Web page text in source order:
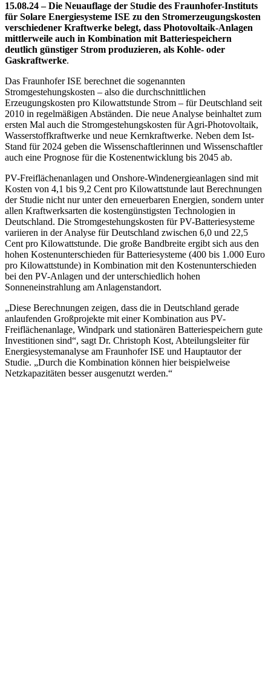
15.08.24 – Die Neuauflage der Studie des Fraunhofer-Instituts
für Solare Energiesysteme ISE zu den Stromerzeugungskosten
verschiedener Kraftwerke belegt, dass Photovoltaik-Anlagen
mittlerweile auch in Kombination mit Batteriespeichern
deutlich günstiger Strom produzieren, als Kohle- oder
Gaskraftwerke.
Das Fraunhofer ISE berechnet die sogenannten
Stromgestehungskosten – also die durchschnittlichen
Erzeugungskosten pro Kilowattstunde Strom – für Deutschland seit
2010 in regelmäßigen Abständen. Die neue Analyse beinhaltet zum
ersten Mal auch die Stromgestehungskosten für Agri-Photovoltaik,
Wasserstoffkraftwerke und neue Kernkraftwerke. Neben dem Ist-
Stand für 2024 geben die Wissenschaftlerinnen und Wissenschaftler
auch eine Prognose für die Kostenentwicklung bis 2045 ab.
PV-Freiflächenanlagen und Onshore-Windenergieanlagen sind mit
Kosten von 4,1 bis 9,2 Cent pro Kilowattstunde laut Berechnungen
der Studie nicht nur unter den erneuerbaren Energien, sondern unter
allen Kraftwerksarten die kostengünstigsten Technologien in
Deutschland. Die Stromgestehungskosten für PV-Batteriesysteme
variieren in der Analyse für Deutschland zwischen 6,0 und 22,5
Cent pro Kilowattstunde. Die große Bandbreite ergibt sich aus den
hohen Kostenunterschieden für Batteriesysteme (400 bis 1.000 Euro
pro Kilowattstunde) in Kombination mit den Kostenunterschieden
bei den PV-Anlagen und der unterschiedlich hohen
Sonneneinstrahlung am Anlagenstandort.
„Diese Berechnungen zeigen, dass die in Deutschland gerade
anlaufenden Großprojekte mit einer Kombination aus PV-
Freiflächenanlage, Windpark und stationären Batteriespeichern gute
Investitionen sind“, sagt Dr. Christoph Kost, Abteilungsleiter für
Energiesystemanalyse am Fraunhofer ISE und Hauptautor der
Studie. „Durch die Kombination können hier beispielweise
Netzkapazitäten besser ausgenutzt werden.“